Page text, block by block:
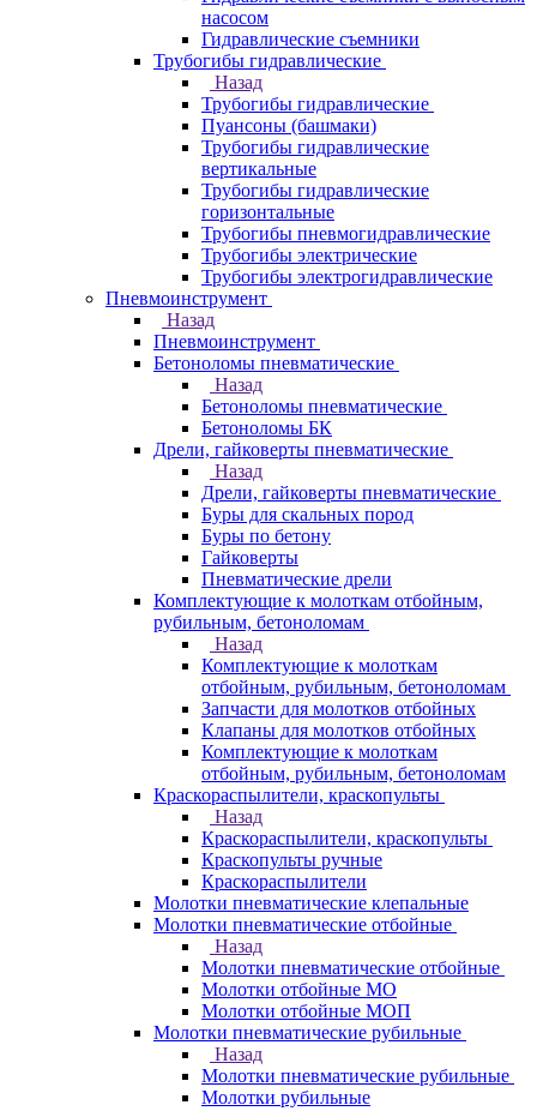
насосом
Гидравлические съемники
Трубогибы гидравлические
Назад
Трубогибы гидравлические
Пуансоны (башмаки)
Трубогибы гидравлические
вертикальные
Трубогибы гидравлические
горизонтальные
Трубогибы пневмогидравлические
Трубогибы электрические
Трубогибы электрогидравлические
Пневмоинструмент
Назад
Пневмоинструмент
Бетоноломы пневматические
Назад
Бетоноломы пневматические
Бетоноломы БК
Дрели, гайковерты пневматические
Назад
Дрели, гайковерты пневматические
Буры для скальных пород
Буры по бетону
Гайковерты
Пневматические дрели
Комплектующие к молоткам отбойным,
рубильным, бетоноломам
Назад
Комплектующие к молоткам
отбойным, рубильным, бетоноломам
Запчасти для молотков отбойных
Клапаны для молотков отбойных
Комплектующие к молоткам
отбойным, рубильным, бетоноломам
Краскораспылители, краскопульты
Назад
Краскораспылители, краскопульты
Краскопульты ручные
Краскораспылители
Молотки пневматические клепальные
Молотки пневматические отбойные
Назад
Молотки пневматические отбойные
Молотки отбойные МО
Молотки отбойные МОП
Молотки пневматические рубильные
Назад
Молотки пневматические рубильные
Молотки рубильные